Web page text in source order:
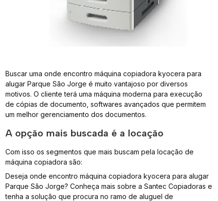
Buscar uma onde encontro máquina copiadora kyocera para
alugar Parque São Jorge é muito vantajoso por diversos
motivos. O cliente terá uma máquina moderna para execução
de cópias de documento, softwares avançados que permitem
um melhor gerenciamento dos documentos.
A opção mais buscada é a locação
Com isso os segmentos que mais buscam pela locação de
máquina copiadora são:
Deseja onde encontro máquina copiadora kyocera para alugar
Parque São Jorge? Conheça mais sobre a Santec Copiadoras e
tenha a solução que procura no ramo de aluguel de